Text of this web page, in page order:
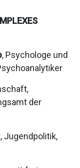
, Psychologe und
der
Jugendpolitik,